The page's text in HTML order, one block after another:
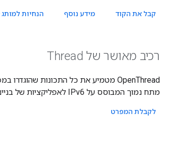
קבל את הקוד מידע נוסף הנחיות למותג OPENTHREAD
רכיב מאושר של Thread
מתח נמוך המבוסס על IPv6 לאפליקציות של בניינים ביתיים ומסחריים.
לקבלת המפרט